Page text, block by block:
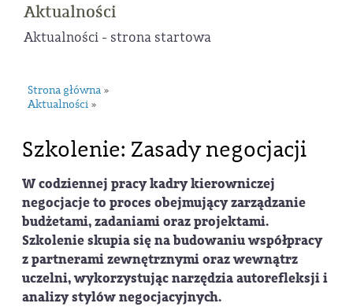
Aktualności
Aktualności - strona startowa
Strona główna »
Aktualności »
Szkolenie: Zasady negocjacji
W codziennej pracy kadry kierowniczej
negocjacje to proces obejmujący zarządzanie
budżetami, zadaniami oraz projektami.
Szkolenie skupia się na budowaniu współpracy
z partnerami zewnętrznymi oraz wewnątrz
uczelni, wykorzystując narzędzia autorefleksji i
analizy stylów negocjacyjnych.